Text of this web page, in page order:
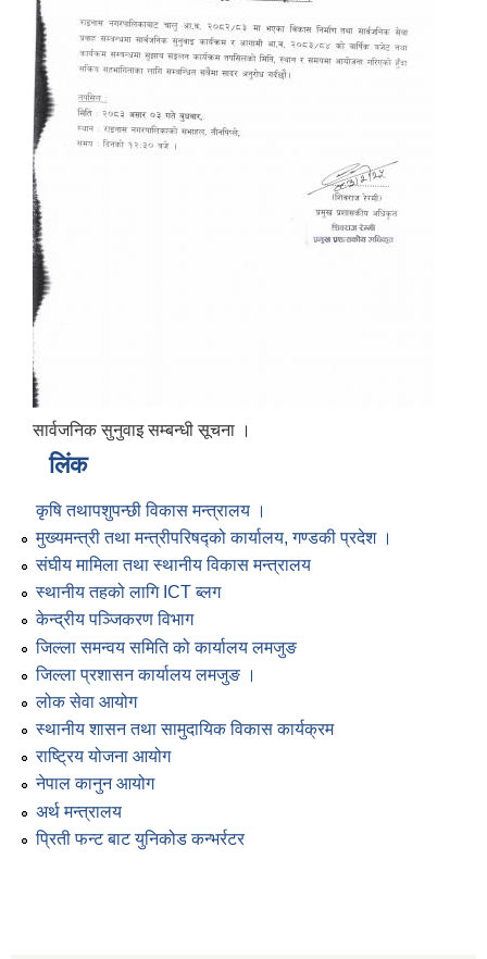
सार्वजनिक सुनुवाइ सम्बन्धी सूचना ।
लिंक
कृषि तथापशुपन्छी विकास मन्त्रालय ।
मुख्यमन्त्री तथा मन्त्रीपरिषद्को कार्यालय, गण्डकी प्रदेश ।
संघीय मामिला तथा स्थानीय विकास मन्त्रालय
स्थानीय तहको लागि ICT ब्लग
केन्द्रीय पञ्जिकरण विभाग
जिल्ला समन्वय समिति को कार्यालय लमजुङ
जिल्ला प्रशासन कार्यालय लमजुङ ।
लोक सेवा आयोग
स्थानीय शासन तथा सामुदायिक विकास कार्यक्रम
राष्ट्रिय योजना आयोग
नेपाल कानुन आयोग
अर्थ मन्त्रालय
प्रिती फन्ट बाट युनिकोड कन्भर्रटर